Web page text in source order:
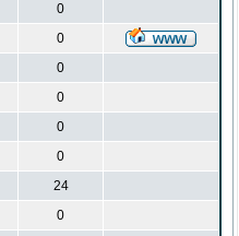
0
0
0
0
0
0
24
0